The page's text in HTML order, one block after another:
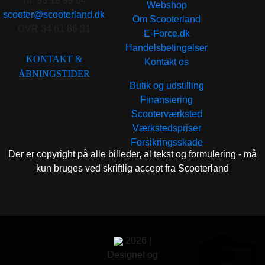
scooter@scooterland.dk
KONTAKT &
ÅBNINGSTIDER
Webshop
Om Scooterland
E-Force.dk
Handelsbetingelser
Kontakt os
Butik og udstilling
Finansiering
Scooterværksted
Værkstedspriser
Forsikringsskade
Der er copyright på alle billeder, al tekst og formulering - må
kun bruges ved skriftlig accept fra Scooterland
2026 |
Designet og